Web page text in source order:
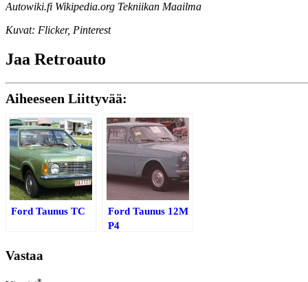
Autowiki.fi Wikipedia.org Tekniikan Maailma
Kuvat: Flicker, Pinterest
Jaa Retroauto
Aiheeseen Liittyvää:
Ford Taunus TC
Ford Taunus 12M
P4
Vastaa